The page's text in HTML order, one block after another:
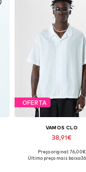
OFERTA
VAMOS CLO
38,91€
Tamanhos disponíveis: S,
Preço original: 76,00€
Último preço mais baixo: